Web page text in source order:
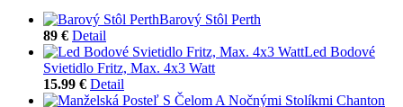
Barový Stôl Perth
89 € Detail
Led Bodové
Svietidlo Fritz, Max. 4x3 Watt
15.99 € Detail